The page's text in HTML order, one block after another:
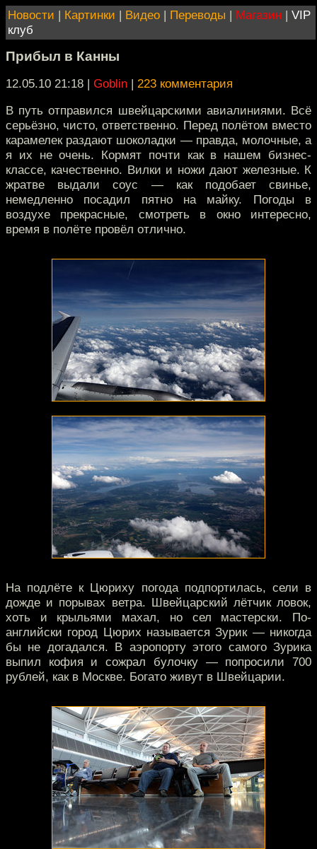
Новости | Картинки | Видео | Переводы | Магазин | VIP
клуб
Прибыл в Канны
12.05.10 21:18 | Goblin | 223 комментария
В путь отправился швейцарскими авиалиниями. Всё
серьёзно, чисто, ответственно. Перед полётом вместо
карамелек раздают шоколадки — правда, молочные, а
я их не очень. Кормят почти как в нашем бизнес-
классе, качественно. Вилки и ножи дают железные. К
жратве выдали соус — как подобает свинье,
немедленно посадил пятно на майку. Погоды в
воздухе прекрасные, смотреть в окно интересно,
время в полёте провёл отлично.
На подлёте к Цюриху погода подпортилась, сели в
дожде и порывах ветра. Швейцарский лётчик ловок,
хоть и крыльями махал, но сел мастерски. По-
английски город Цюрих называется Зурик — никогда
бы не догадался. В аэропорту этого самого Зурика
выпил кофия и сожрал булочку — попросили 700
рублей, как в Москве. Богато живут в Швейцарии.